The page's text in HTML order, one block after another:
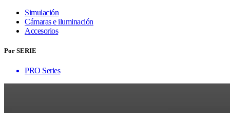
Simulación
Cámaras e iluminación
Accesorios
Por SERIE
PRO Series